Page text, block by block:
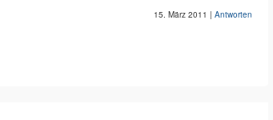
15. März 2011 | Antworten